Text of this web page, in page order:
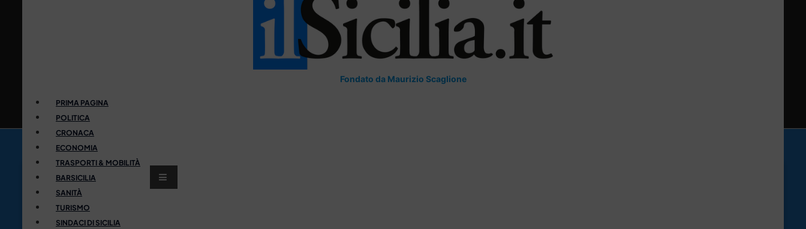
Fondato da Maurizio Scaglione
PRIMA PAGINA
POLITICA
CRONACA
ECONOMIA
TRASPORTI & MOBILITÀ
BARSICILIA
SANITÀ
TURISMO
SINDACI DI SICILIA